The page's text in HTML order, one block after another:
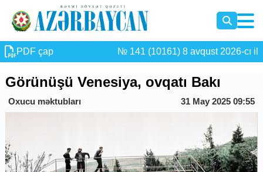
PDF çap № 141 (10161) 8 avqust 2026-cı il
Görünüşü Venesiya, ovqatı Bakı
Oxucu məktubları 31 May 2025 09:55